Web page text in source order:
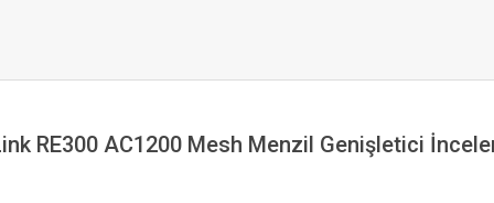
RE300 AC1200 Mesh Menzil Genişletici